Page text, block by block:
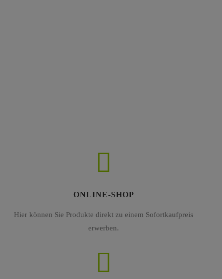
ONLINE-SHOP
Hier können Sie Produkte direkt zu einem Sofortkaufpreis
erwerben.